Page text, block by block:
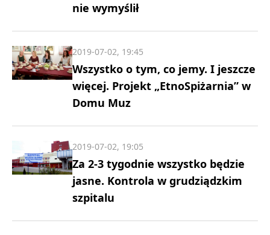
nie wymyślił
Wszystko o tym, co jemy. I jeszcze
więcej. Projekt „EtnoSpiżarnia” w
Domu Muz
2019-07-02, 19:45
Za 2-3 tygodnie wszystko będzie
jasne. Kontrola w grudziądzkim
szpitalu
2019-07-02, 19:05